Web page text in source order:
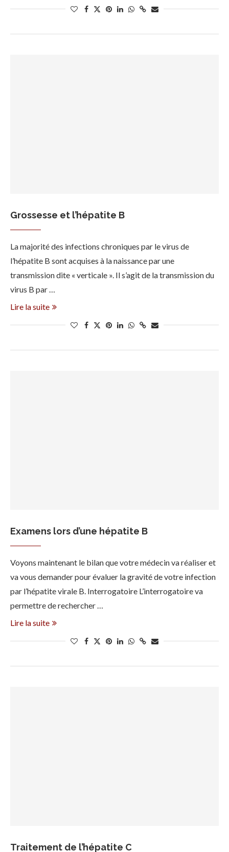
Grossesse et l’hépatite B
La majorité des infections chroniques par le virus de
l’hépatite B sont acquises à la naissance par une
transmission dite « verticale ». Il s’agit de la transmission du
virus B par …
Lire la suite
Examens lors d’une hépatite B
Voyons maintenant le bilan que votre médecin va réaliser et
va vous demander pour évaluer la gravité de votre infection
par l’hépatite virale B. Interrogatoire L’interrogatoire va
permettre de rechercher …
Lire la suite
Traitement de l’hépatite C